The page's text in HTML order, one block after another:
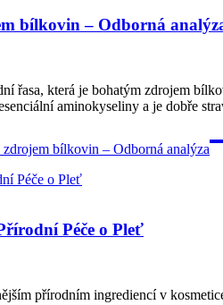
bílkovin – Odborná
řasa, která je bohatým zdrojem
aminokyseliny a je dobře
bílkovin – Odborná analýza
Péče o Pleť
přírodním ingrediencí v